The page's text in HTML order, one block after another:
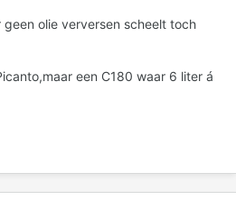
olie verversen scheelt toch
een C180 waar 6 liter á